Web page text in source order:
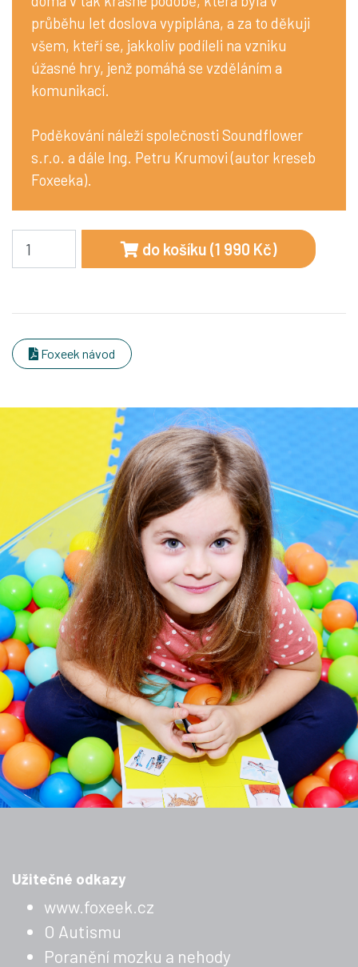
průběhu let doslova vypiplána, a za to děkuji
všem, kteří se, jakkoliv podíleli na vzniku
úžasné hry, jenž pomáhá se vzděláním a
komunikací.
Poděkování náleží společnosti Soundflower
s.r.o. a dále Ing. Petru Krumovi (autor kreseb
Foxeeka).
Počet ks do košíku (1 990 Kč)
Foxeek návod
Užitečné odkazy
www.foxeek.cz
O Autismu
Poranění mozku a nehody